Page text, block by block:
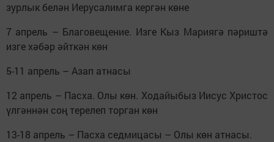
зурлык белән Иерусалимга кергән көне
7 апрель – Благовещение. Изге Кыз Мариягә пәриштә
изге хәбәр әйткән көн
5-11 апрель – Азап атнасы
12 апрель – Пасха. Олы көн. Ходайыбыз Иисус Христос
үлгәннән соң терелеп торган көн
13-18 апрель – Пасха седмицасы – Олы көн атнасы.